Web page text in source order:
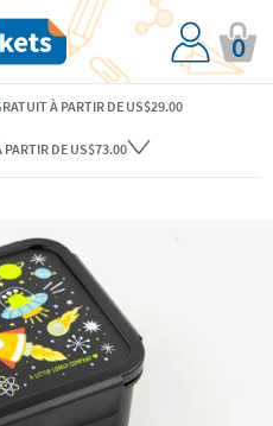
0
À PARTIR DE US$29.00
PARTIR DE US$73.00